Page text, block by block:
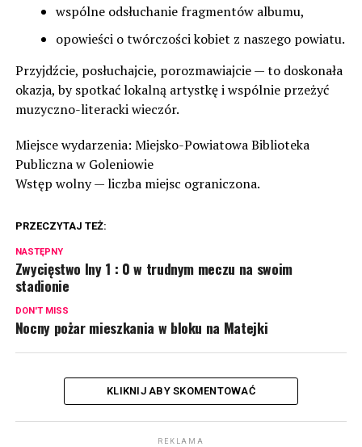
wspólne odsłuchanie fragmentów albumu,
opowieści o twórczości kobiet z naszego powiatu.
Przyjdźcie, posłuchajcie, porozmawiajcie — to doskonała
okazja, by spotkać lokalną artystkę i wspólnie przeżyć
muzyczno-literacki wieczór.
Miejsce wydarzenia: Miejsko-Powiatowa Biblioteka
Publiczna w Goleniowie
Wstęp wolny — liczba miejsc ograniczona.
PRZECZYTAJ TEŻ:
NASTĘPNY
Zwycięstwo Iny 1 : 0 w trudnym meczu na swoim
stadionie
DON'T MISS
Nocny pożar mieszkania w bloku na Matejki
KLIKNIJ ABY SKOMENTOWAĆ
REKLAMA